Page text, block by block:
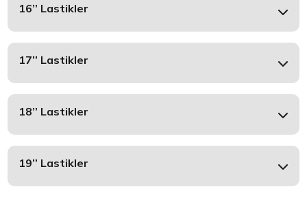
16’’ Lastikler
17’’ Lastikler
18’’ Lastikler
19’’ Lastikler